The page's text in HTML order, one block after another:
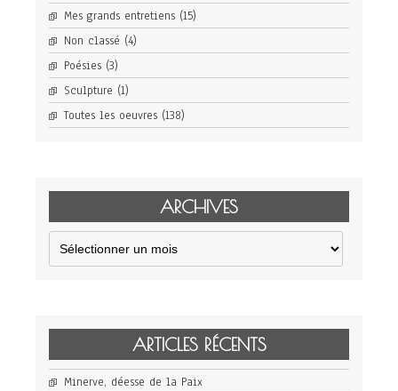
Mes grands entretiens (15)
Non classé (4)
Poésies (3)
Sculpture (1)
Toutes les oeuvres (138)
ARCHIVES
Archives
ARTICLES RÉCENTS
Minerve, déesse de la Paix